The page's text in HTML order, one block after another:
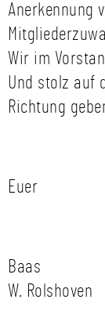
Anerkennung
Wir im
Und stolz auf
Richtung
Euer
Baas
W. Rolshoven